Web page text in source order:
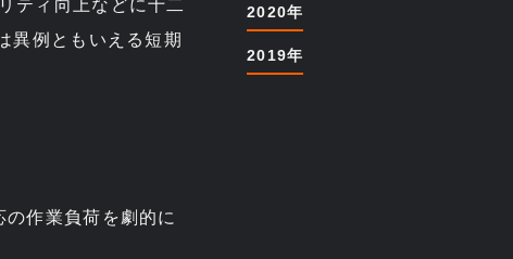
ティ向上などに十二
異例ともいえる短期
作業負荷を劇的に
2020年
2019年